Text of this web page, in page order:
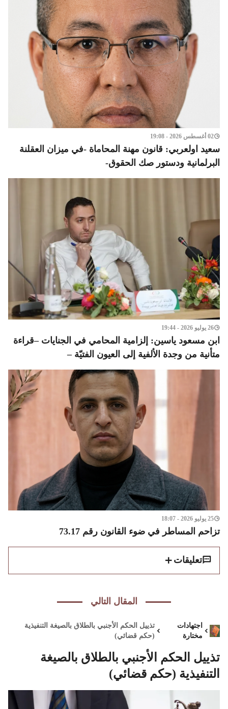
02 أغسطس 2026 - 19:08
سعيد اولعربي: قانون مهنة المحاماة -في ميزان العقلنة
البرلمانية ودستور صك الحقوق-
26 يوليو 2026 - 19:44
ابن مسعود ياسين: إلزامية المحامي في الجنايات –قراءة
متأنية من وجدة الألفية إلى العيون الفتيّة –
25 يوليو 2026 - 18:07
تزاحم المساطر في ضوء القانون رقم 73.17
تعليقات
المقال التالي
اجتهادات
مختارة
تذييل الحكم الأجنبي بالطلاق بالصيغة التنفيذية
(حكم قضائي)
تذييل الحكم الأجنبي بالطلاق بالصيغة
التنفيذية (حكم قضائي)